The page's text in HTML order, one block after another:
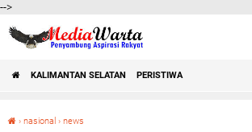
-->
KALIMANTAN SELATAN PERISTIWA
› nasional › news